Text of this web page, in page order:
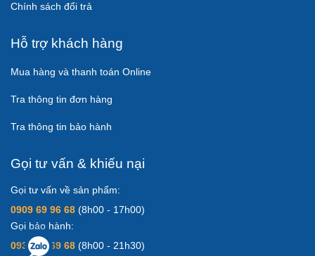
Chính sách đổi trả
Hỗ trợ khách hàng
Mua hàng và thanh toán Online
Tra thông tin đơn hàng
Tra thông tin bảo hành
Gọi tư vấn & khiếu nại
Gọi tư vấn về sản phẩm:
0909 69 96 68 (8h00 - 17h00)
Gọi bảo hành:
0931 83 69 68 (8h00 - 21h30)